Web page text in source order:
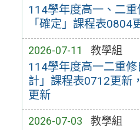
114學年度高一、二重
「確定」課程表0804
2026-07-11 教學組
114學年度高一二重修
計」課程表0712更新
更新
2026-07-03 教學組